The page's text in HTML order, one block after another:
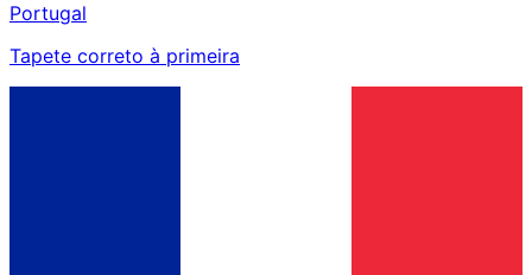
Portugal
Tapete correto à primeira